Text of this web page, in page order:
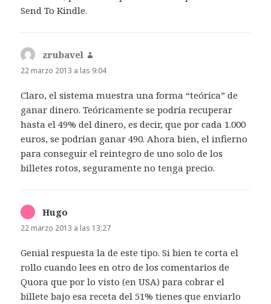
Send To Kindle.
zrubavel
22 marzo 2013 a las 9:04
Claro, el sistema muestra una forma “teórica” de
ganar dinero. Teóricamente se podría recuperar
hasta el 49% del dinero, es decir, que por cada 1.000
euros, se podrían ganar 490. Ahora bien, el infierno
para conseguir el reintegro de uno solo de los
billetes rotos, seguramente no tenga precio.
Hugo
22 marzo 2013 a las 13:27
Genial respuesta la de este tipo. Si bien te corta el
rollo cuando lees en otro de los comentarios de
Quora que por lo visto (en USA) para cobrar el
billete bajo esa receta del 51% tienes que enviarlo